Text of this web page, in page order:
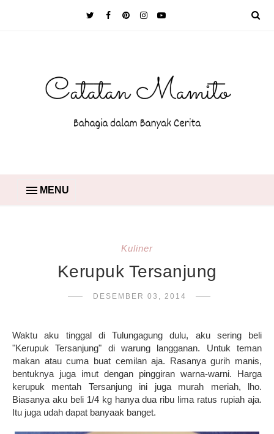
MENU
Kuliner
Kerupuk Tersanjung
DESEMBER 03, 2014
Waktu aku tinggal di Tulungagung dulu, aku sering beli
"Kerupuk Tersanjung" di warung langganan. Untuk teman
makan atau cuma buat cemilan aja. Rasanya gurih manis,
bentuknya juga imut dengan pinggiran warna-warni. Harga
kerupuk mentah Tersanjung ini juga murah meriah, lho.
Biasanya aku beli 1/4 kg hanya dua ribu lima ratus rupiah aja.
Itu juga udah dapat banyaak banget.